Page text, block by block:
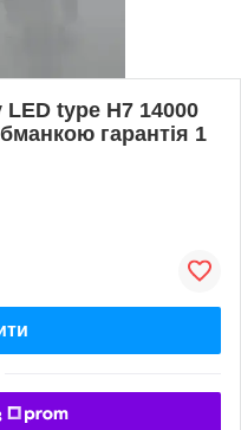
type H7 14000
гарантія 1